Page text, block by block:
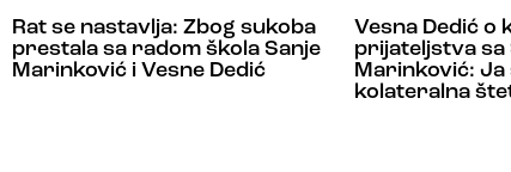
Rat se nastavlja: Zbog sukoba
prestala sa radom škola Sanje
Marinković i Vesne Dedić
Vesna Dedić o
prijateljstva sa
Marinković: Ja
kolateralna